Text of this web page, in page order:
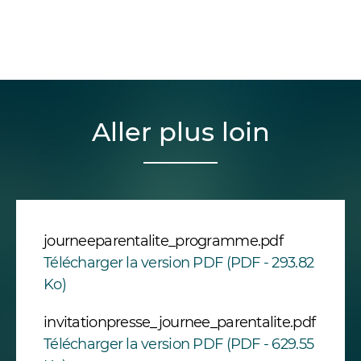
Aller plus loin
journeeparentalite_programme.pdf
Télécharger la version PDF (PDF - 293.82
Ko)
invitationpresse_journee_parentalite.pdf
Télécharger la version PDF (PDF - 629.55